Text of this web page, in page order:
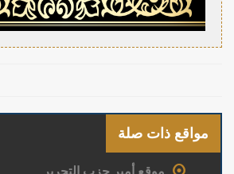
مواقع ذات صلة
موقع أمير حزب التحرير